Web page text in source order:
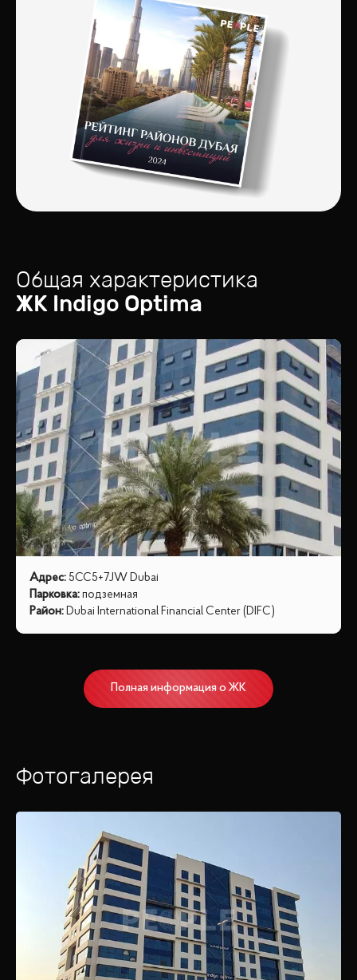
Общая характеристика
ЖК Indigo Optima
Адрес: 5CC5+7JW Dubai
Парковка: подземная
Район: Dubai International Financial Center (DIFC)
Полная информация о ЖК
Фотогалерея